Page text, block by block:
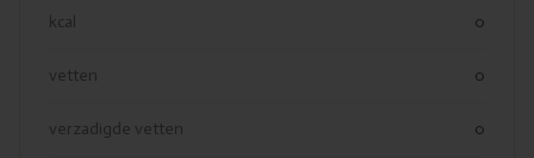
kcal 0
vetten 0
verzadigde vetten 0